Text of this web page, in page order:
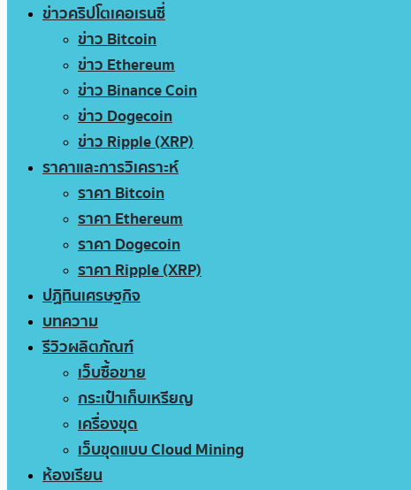
ข่าวคริปโตเคอเรนซี่
ข่าว Bitcoin
ข่าว Ethereum
ข่าว Binance Coin
ข่าว Dogecoin
ข่าว Ripple (XRP)
ราคาและการวิเคราะห์
ราคา Bitcoin
ราคา Ethereum
ราคา Dogecoin
ราคา Ripple (XRP)
ปฏิทินเศรษฐกิจ
บทความ
รีวิวผลิตภัณฑ์
เว็บซื้อขาย
กระเป๋าเก็บเหรียญ
เครื่องขุด
เว็บขุดแบบ Cloud Mining
ห้องเรียน